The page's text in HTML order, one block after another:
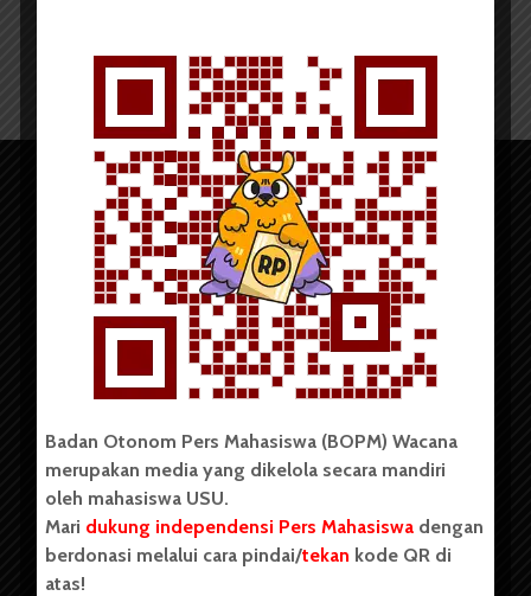
Copyright © 2023. All rights reserved BOPM WACANA.
Badan Otonom Pers Mahasiswa (BOPM) Wacana merupakan
pers mahasiswa yang berdiri di luar kampus dan dikelola
secara mandiri oleh mahasiswa Universitas Sumatera Utara
(USU). Sebelumnya BOPM Wacana merupakan salah satu
Unit Kegiatan Mahasiswa (UKM) di Universitas Sumatera
Badan Otonom Pers Mahasiswa (BOPM) Wacana
merupakan media yang dikelola secara mandiri
oleh mahasiswa USU.
Mari dukung independensi Pers Mahasiswa dengan
berdonasi melalui cara pindai/tekan kode QR di
atas!